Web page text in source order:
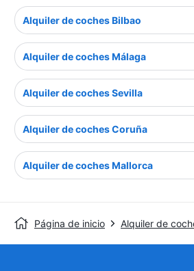
Alquiler de coches Bilbao
Alquiler de coches Málaga
Alquiler de coches Sevilla
Alquiler de coches Coruña
Alquiler de coches Mallorca
Página de inicio Alquiler de